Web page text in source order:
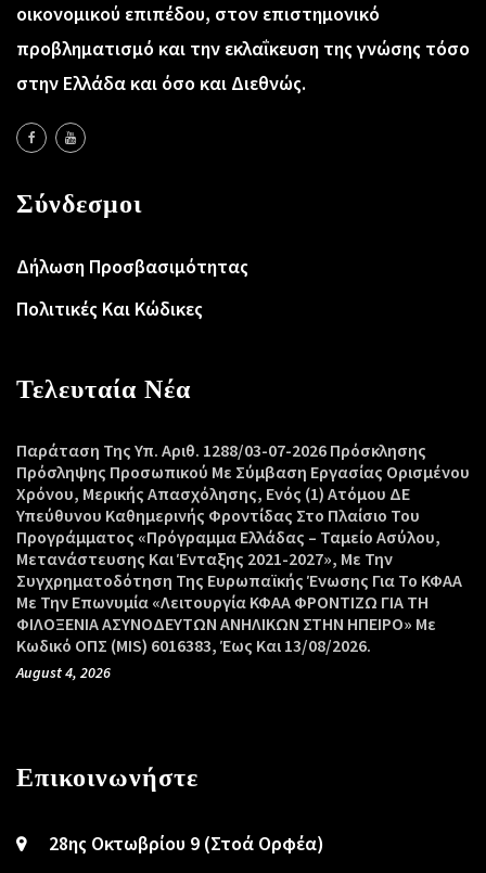
οικονομικού επιπέδου, στον επιστημονικό
προβληματισμό και την εκλαΐκευση της γνώσης τόσο
στην Ελλάδα και όσο και Διεθνώς.
Σύνδεσμοι
Δήλωση Προσβασιμότητας
Πολιτικές Και Κώδικες
Τελευταία Νέα
Παράταση Της Υπ. Αριθ. 1288/03-07-2026 Πρόσκλησης
Πρόσληψης Προσωπικού Με Σύμβαση Εργασίας Ορισμένου
Χρόνου, Μερικής Απασχόλησης, Ενός (1) Ατόμου ΔΕ
Υπεύθυνου Καθημερινής Φροντίδας Στο Πλαίσιο Του
Προγράμματος «Πρόγραμμα Ελλάδας – Ταμείο Ασύλου,
Μετανάστευσης Και Ένταξης 2021-2027», Με Την
Συγχρηματοδότηση Της Ευρωπαϊκής Ένωσης Για Το ΚΦΑΑ
Με Την Επωνυμία «Λειτουργία ΚΦΑΑ ΦΡΟΝΤΙΖΩ ΓΙΑ ΤΗ
ΦΙΛΟΞΕΝΙΑ ΑΣΥΝΟΔΕΥΤΩΝ ΑΝΗΛΙΚΩΝ ΣΤΗΝ ΗΠΕΙΡΟ» Με
Κωδικό ΟΠΣ (MIS) 6016383, Έως Και 13/08/2026.
August 4, 2026
Επικοινωνήστε
28ης Οκτωβρίου 9 (Στοά Ορφέα)